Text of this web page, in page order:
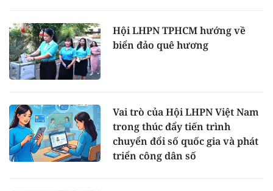
Hội LHPN TPHCM hướng về
biển đảo quê hương
Vai trò của Hội LHPN Việt Nam
trong thúc đẩy tiến trình
chuyển đổi số quốc gia và phát
triển công dân số